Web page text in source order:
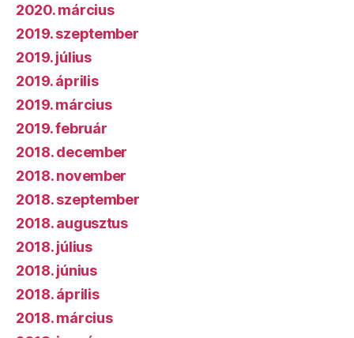
2020. március
2019. szeptember
2019. július
2019. április
2019. március
2019. február
2018. december
2018. november
2018. szeptember
2018. augusztus
2018. július
2018. június
2018. április
2018. március